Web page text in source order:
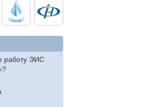
работу ЭИС